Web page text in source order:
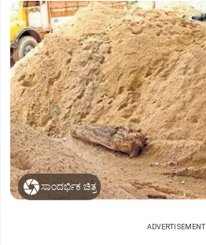
ಸಾಂದರ್ಭಿಕ ಚಿತ್ರ
ADVERTISEMENT